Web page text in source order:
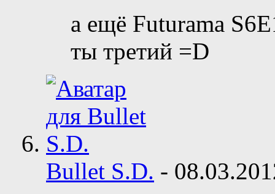
а ещё Futurama
ты третий =D
Bullet S.D. -